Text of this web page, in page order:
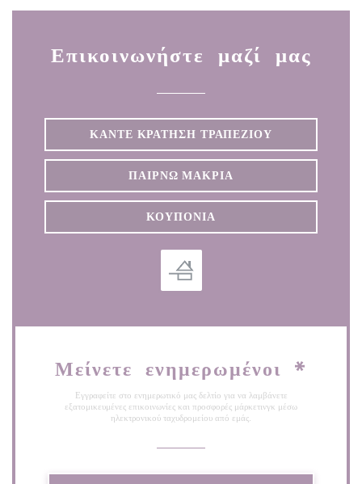
Επικοινωνήστε μαζί μας
ΚΆΝΤΕ ΚΡΆΤΗΣΗ ΤΡΑΠΕΖΙΟΎ
ΠΑΊΡΝΩ ΜΑΚΡΙΆ
ΚΟΥΠΌΝΙΑ
Μείνετε ενημερωμένοι *
Εγγραφείτε στο ενημερωτικό μας δελτίο για να λαμβάνετε
εξατομικευμένες επικοινωνίες και προσφορές μάρκετινγκ μέσω
ηλεκτρονικού ταχυδρομείου από εμάς.